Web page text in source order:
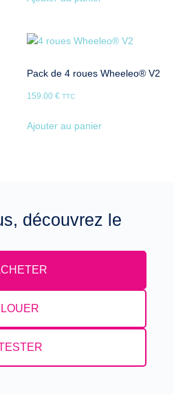
Pack de 4 roues Wheeleo® V2
159.00 € TTC
Ajouter au panier
découvrez le
LOUER